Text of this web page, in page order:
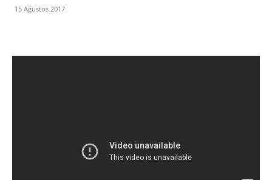
15 Ağustos 2017